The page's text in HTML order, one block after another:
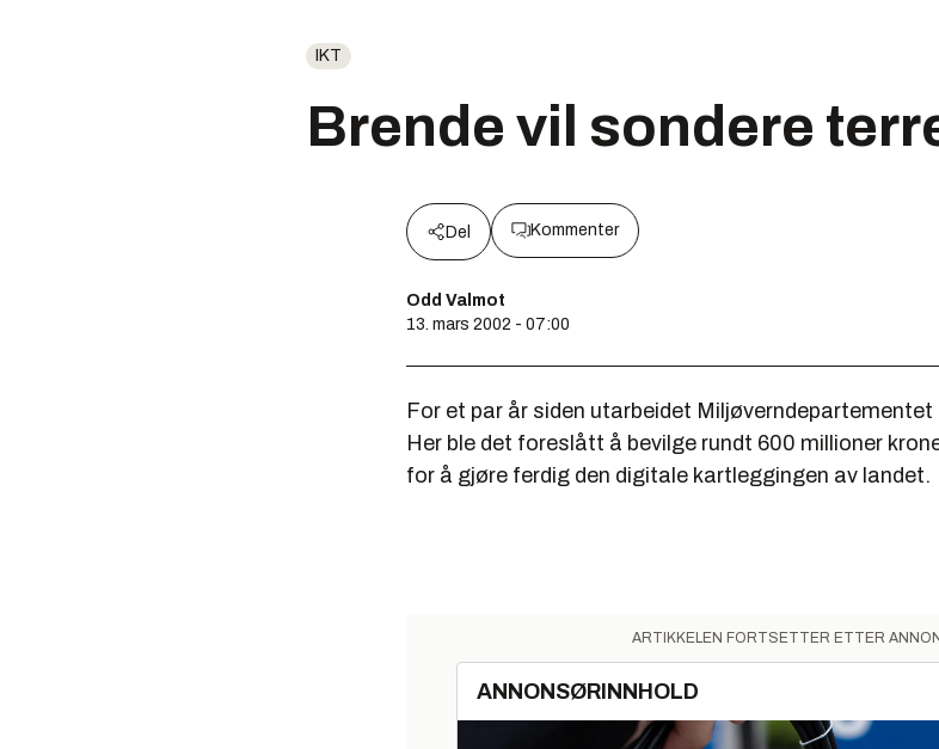
IKT
Brende vil sondere
Del Kommenter
Odd Valmot
13. mars 2002 - 07:00
For et par år siden utarbeidet
Her ble det foreslått å bevilge rundt 600 millioner
for å gjøre ferdig den digitale kartleggingen av landet.
ARTIKKELEN FORTSETTER ETTER
ANNONSØRINNHOLD